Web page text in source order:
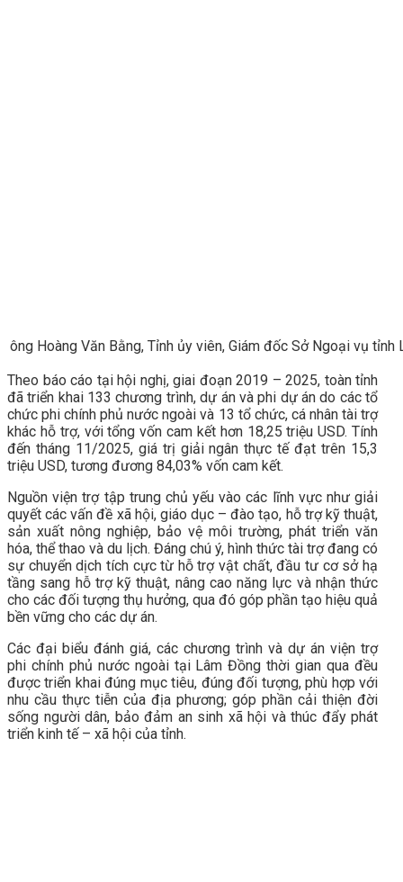
ông Hoàng Văn Bằng, Tỉnh ủy viên, Giám đốc Sở Ngoại vụ tỉnh
Theo báo cáo tại hội nghị, giai đoạn 2019 – 2025, toàn tỉnh
đã triển khai 133 chương trình, dự án và phi dự án do các tổ
chức phi chính phủ nước ngoài và 13 tổ chức, cá nhân tài trợ
khác hỗ trợ, với tổng vốn cam kết hơn 18,25 triệu USD. Tính
đến tháng 11/2025, giá trị giải ngân thực tế đạt trên 15,3
triệu USD, tương đương 84,03% vốn cam kết.
Nguồn viện trợ tập trung chủ yếu vào các lĩnh vực như giải
quyết các vấn đề xã hội, giáo dục – đào tạo, hỗ trợ kỹ thuật,
sản xuất nông nghiệp, bảo vệ môi trường, phát triển văn
hóa, thể thao và du lịch. Đáng chú ý, hình thức tài trợ đang có
sự chuyển dịch tích cực từ hỗ trợ vật chất, đầu tư cơ sở hạ
tầng sang hỗ trợ kỹ thuật, nâng cao năng lực và nhận thức
cho các đối tượng thụ hưởng, qua đó góp phần tạo hiệu quả
bền vững cho các dự án.
Các đại biểu đánh giá, các chương trình và dự án viện trợ
phi chính phủ nước ngoài tại Lâm Đồng thời gian qua đều
được triển khai đúng mục tiêu, đúng đối tượng, phù hợp với
nhu cầu thực tiễn của địa phương; góp phần cải thiện đời
sống người dân, bảo đảm an sinh xã hội và thúc đẩy phát
triển kinh tế – xã hội của tỉnh.